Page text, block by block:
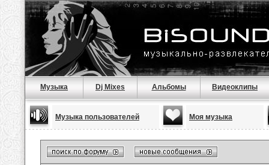
Музыка Dj Mixes Альбомы Видеоклипы
Музыка пользователей Моя музыка